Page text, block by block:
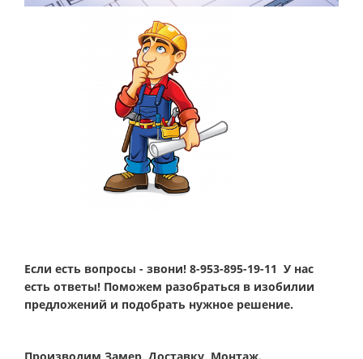
Если есть вопросы - звони! 8-953-895-19-11 У нас
есть ответы! Поможем разобраться в изобилии
предложений и подобрать нужное решение.
Производим Замер, Доставку, Монтаж.